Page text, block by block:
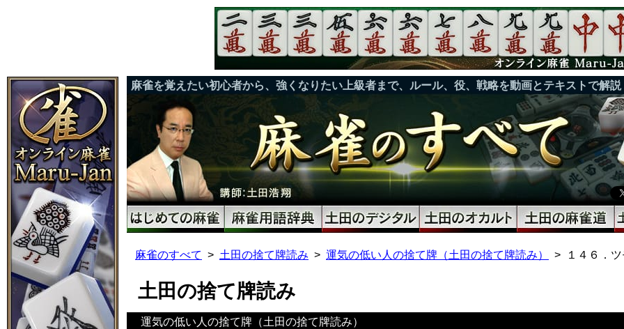
麻雀を覚えたい初心者から、強くなりたい上級者まで、ルール、役、戦略を動画とテキストで解説
麻雀のすべて 土田の捨て牌読み 運気の低い人の捨て牌（土田の捨て牌読み） １４６．
土田の捨て牌読み
運気の低い人の捨て牌（土田の捨て牌読み）